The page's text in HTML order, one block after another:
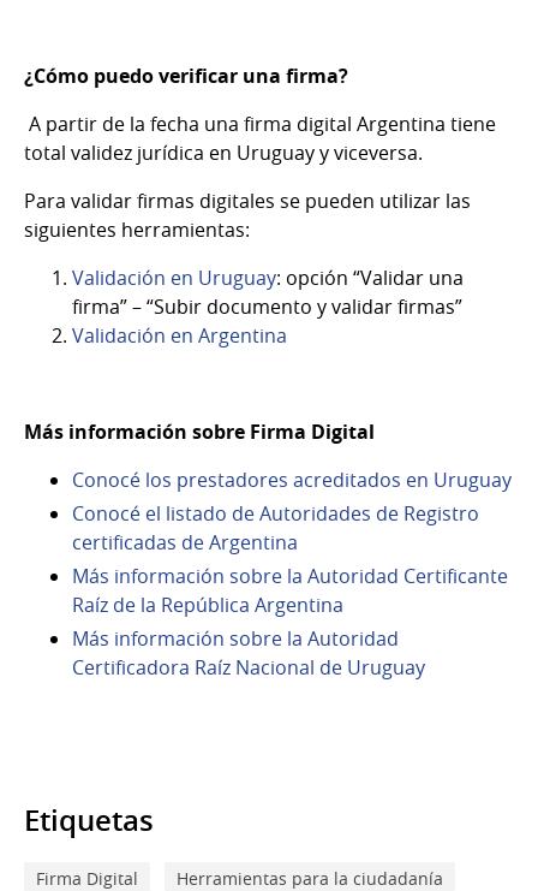
¿Cómo puedo verificar una firma?
A partir de la fecha una firma digital Argentina tiene
total validez jurídica en Uruguay y viceversa.
Para validar firmas digitales se pueden utilizar las
siguientes herramientas:
Validación en Uruguay: opción “Validar una
firma” – “Subir documento y validar firmas”
Validación en Argentina
Más información sobre Firma Digital
Conocé los prestadores acreditados en Uruguay
Conocé el listado de Autoridades de Registro
certificadas de Argentina
Más información sobre la Autoridad Certificante
Raíz de la República Argentina
Más información sobre la Autoridad
Certificadora Raíz Nacional de Uruguay
Etiquetas
Firma Digital
Herramientas para la ciudadanía